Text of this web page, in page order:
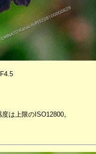
は上限のISO12800。